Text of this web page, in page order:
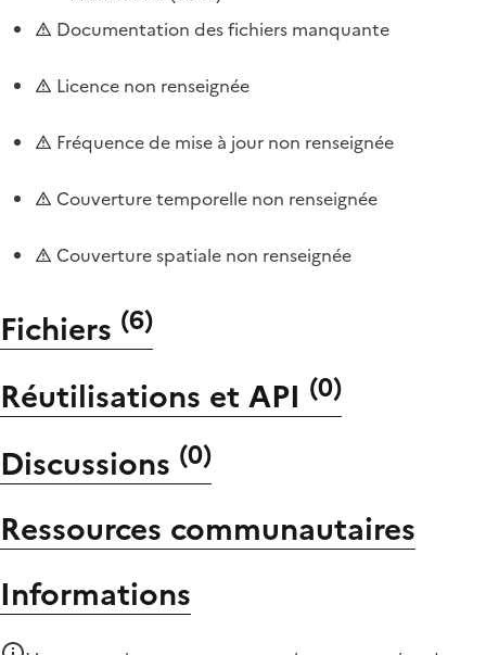
Documentation des fichiers manquante
Licence non renseignée
Fréquence de mise à jour non renseignée
Couverture temporelle non renseignée
Couverture spatiale non renseignée
Fichiers (6)
Réutilisations et API (0)
Discussions (0)
Ressources communautaires
Informations